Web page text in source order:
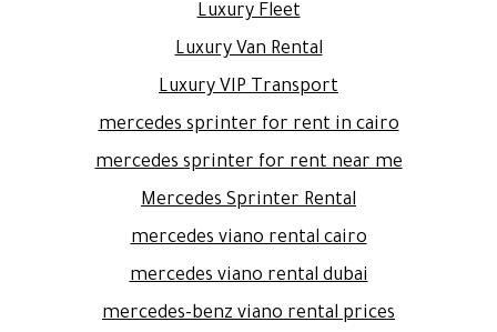
Luxury Fleet
Luxury Van Rental
Luxury VIP Transport
mercedes sprinter for rent in cairo
mercedes sprinter for rent near me
Mercedes Sprinter Rental
mercedes viano rental cairo
mercedes viano rental dubai
mercedes-benz viano rental prices